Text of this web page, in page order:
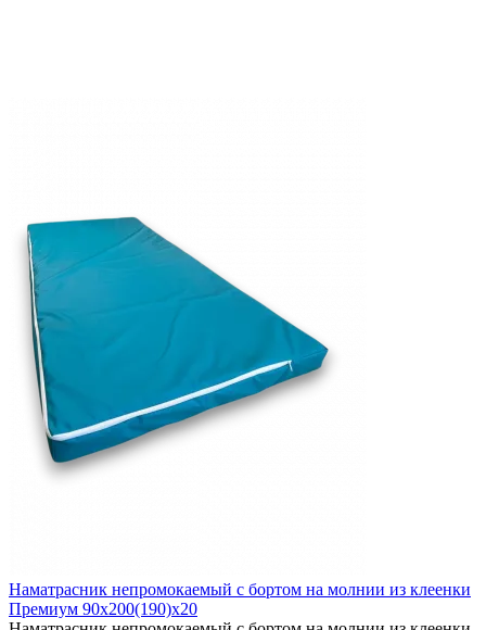
Наматрасник непромокаемый с бортом на молнии из клеенки
Премиум 90х200(190)х20